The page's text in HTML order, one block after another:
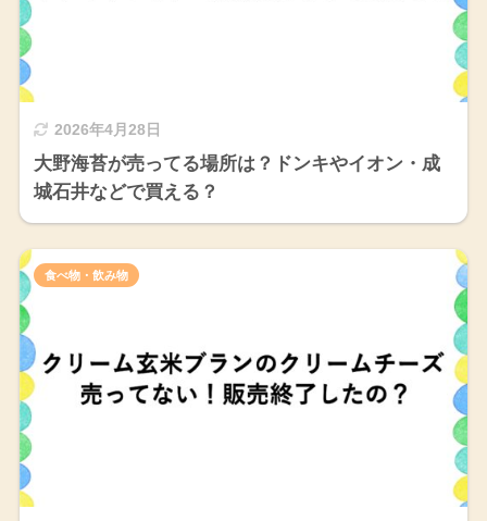
2026年4月28日
大野海苔が売ってる場所は？ドンキやイオン・成
城石井などで買える？
食べ物・飲み物